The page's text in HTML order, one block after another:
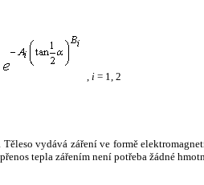
, i = 1, 2
vydává záření ve formě
tepla zářením není potřeba žádné